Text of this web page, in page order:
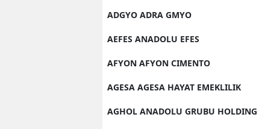
ADGYO ADRA GMYO
AEFES ANADOLU EFES
AFYON AFYON CIMENTO
AGESA AGESA HAYAT EMEKLILIK
AGHOL ANADOLU GRUBU HOLDING